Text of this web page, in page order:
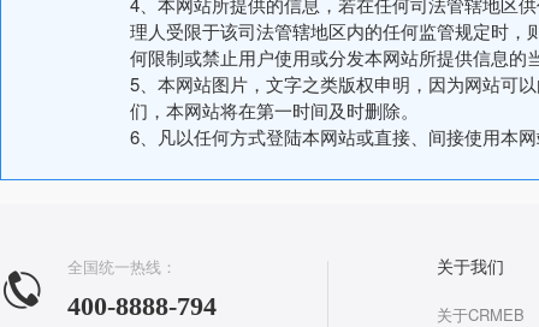
理人受限于该司法管辖地区内的任何监管规定时
何限制或禁止用户使用或分发本网站所提供信息的
5、本网站图片，文字之类版权申明，因为网站可
们，本网站将在第一时间及时删除。
6、凡以任何方式登陆本网站或直接、间接使用本
全国统一热线：
400-8888-794
关于我们
关于CRMEB